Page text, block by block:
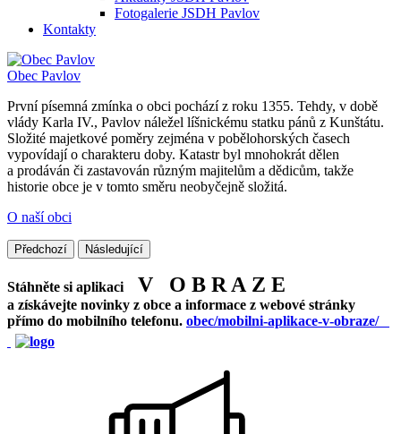
Fotogalerie JSDH Pavlov
Kontakty
Obec Pavlov
První písemná zmínka o obci pochází z roku 1355. Tehdy, v době
vlády Karla IV., Pavlov náležel líšnickému statku pánů z Kunštátu.
Složité majetkové poměry zejména v pobělohorských časech
vypovídají o charakteru doby. Katastr byl mnohokrát dělen
a prodáván či zastavován různým majitelům a dědicům, takže
historie obce je v tomto směru neobyčejně složitá.
O naší obci
Předchozí Následující
Stáhněte si aplikaci V O B R A Z E
a získávejte novinky z obce a informace z webové stránky
přímo do mobilního telefonu. obec/mobilni-aplikace-v-obraze/